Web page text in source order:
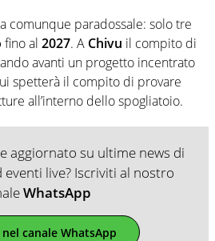
comunque paradossale: solo tre
fino al 2027. A Chivu il compito di
avanti un progetto incentrato
spetterà il compito di provare
all’interno dello spogliatoio.
aggiornato su ultime news di
live? Iscriviti al nostro
WhatsApp
canale WhatsApp